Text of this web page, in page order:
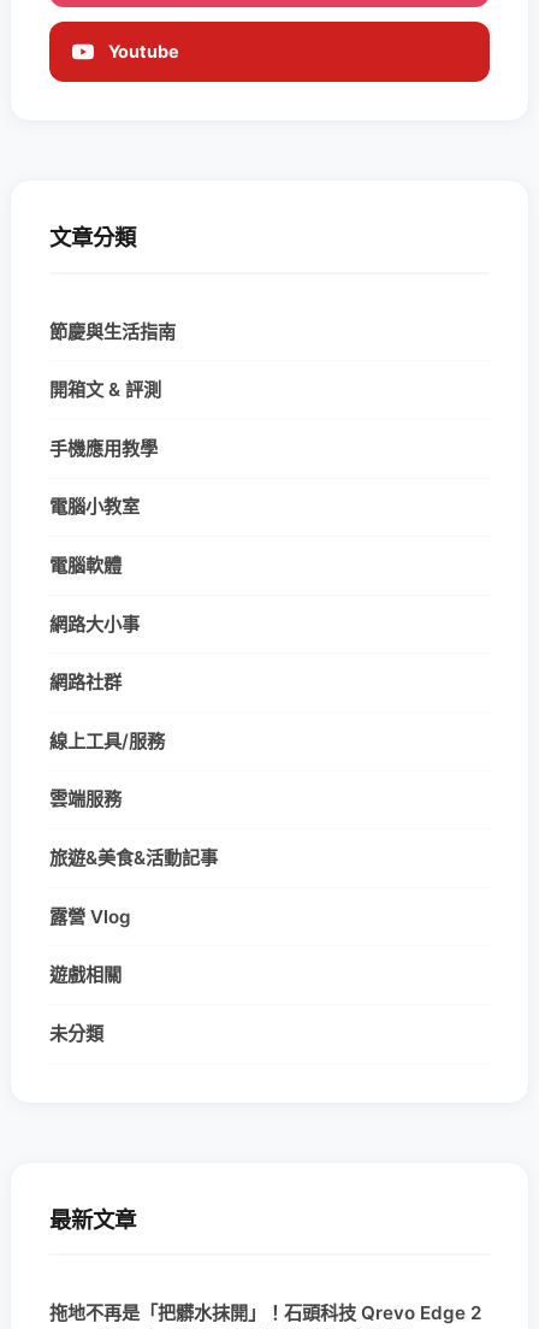
Youtube
文章分類
節慶與生活指南
開箱文 & 評測
手機應用教學
電腦小教室
電腦軟體
網路大小事
網路社群
線上工具/服務
雲端服務
旅遊&美食&活動記事
露營 Vlog
遊戲相關
未分類
最新文章
拖地不再是「把髒水抹開」！石頭科技 Qrevo Edge 2